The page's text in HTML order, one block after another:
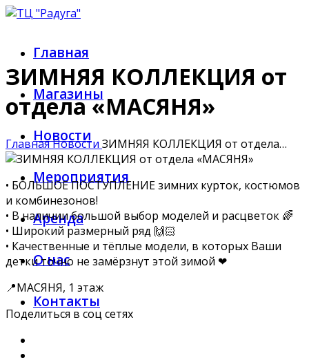
Главная
Магазины
Новости
Мероприятия
Аренда
О нас
Контакты
ЗИМНЯЯ КОЛЛЕКЦИЯ от
отдела «МАСЯНЯ»
ГлавнаяНовости ЗИМНЯЯ КОЛЛЕКЦИЯ от отдела…
• БОЛЬШОЕ ПОСТУПЛЕНИЕ зимних курток, костюмов
и комбинезонов!
• В наличии большой выбор моделей и расцветок 🌈
• Широкий размерный ряд 🙌🏻
• Качественные и тёплые модели, в которых Ваши
детки точно не замёрзнут этой зимой ❤
📍МАСЯНЯ, 1 этаж
Поделиться в соц сетях